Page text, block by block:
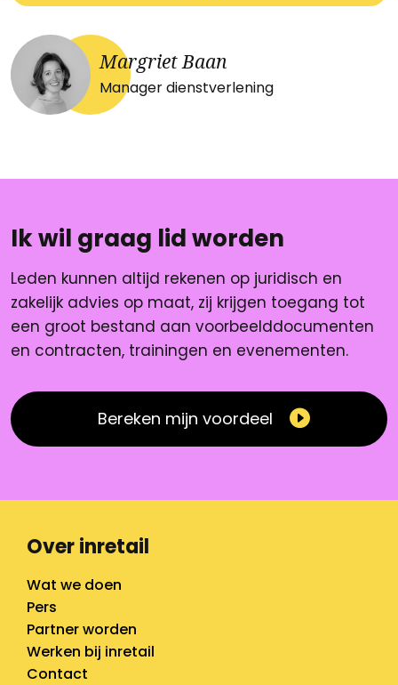
Margriet Baan
Manager dienstverlening
Ik wil graag lid worden
Leden kunnen altijd rekenen op juridisch en
zakelijk advies op maat, zij krijgen toegang tot
een groot bestand aan voorbeelddocumenten
en contracten, trainingen en evenementen.
Bereken mijn voordeel
Over inretail
Wat we doen
Pers
Partner worden
Werken bij inretail
Contact